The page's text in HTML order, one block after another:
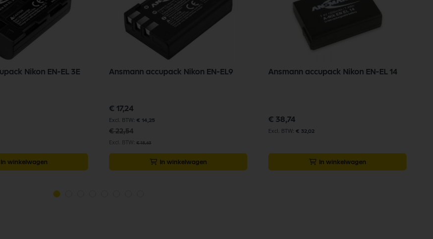
Nikon EN-EL 3E
In winkelwagen
Ansmann accupack Nikon EN-EL9
Speciale
prijs
€ 17,24
€ 14,25
€ 22,54
€ 18,63
In winkelwagen
Ansmann accupack Nikon EN-EL 14
€ 38,74
€ 32,02
In winkelwagen